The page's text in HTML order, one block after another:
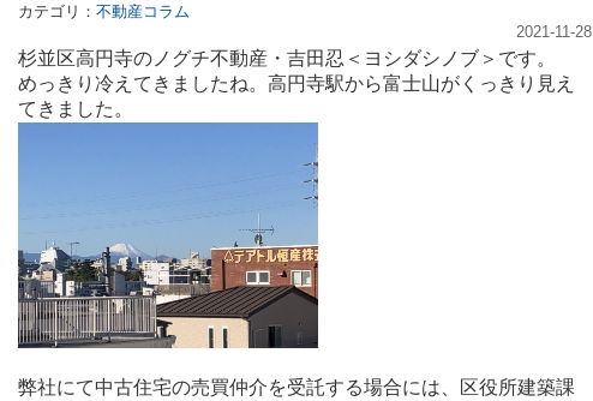
カテゴリ： 不動産コラム
2021-11-28
杉並区高円寺のノグチ不動産・吉田忍＜ヨシダシノブ＞です。
めっきり冷えてきましたね。高円寺駅から富士山がくっきり見え
てきました。
弊社にて中古住宅の売買仲介を受託する場合には、区役所建築課